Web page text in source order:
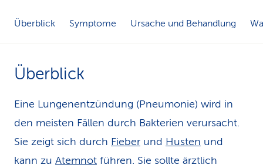
Überblick Symptome Ursache und Behandlung
Überblick
Eine Lungenentzündung (Pneumonie) wird in
den meisten Fällen durch Bakterien verursacht.
Sie zeigt sich durch Fieber und Husten und
kann zu Atemnot führen. Sie sollte ärztlich